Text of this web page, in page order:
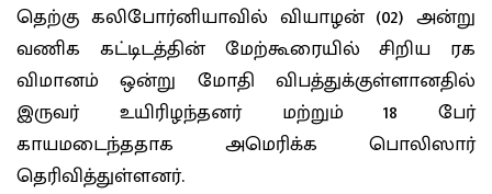
தெற்கு கலிபோர்னியாவில் வியாழன் (02) அன்று
வணிக கட்டிடத்தின் மேற்கூரையில் சிறிய ரக
விமானம் ஒன்று மோதி விபத்துக்குள்ளானதில்
இருவர் உயிரிழந்தனர் மற்றும் 18 பேர்
காயமடைந்ததாக அமெரிக்க பொலிஸார்
தெரிவித்துள்ளனர்.